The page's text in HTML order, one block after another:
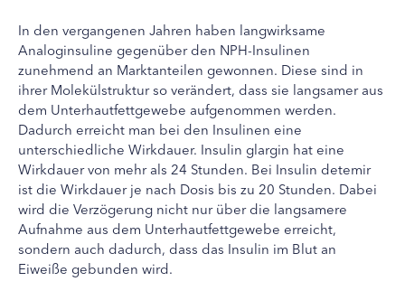
In den vergangenen Jahren haben langwirksame
Analoginsuline gegenüber den NPH-Insulinen
zunehmend an Marktanteilen gewonnen. Diese sind in
ihrer Molekülstruktur so verändert, dass sie langsamer aus
dem Unterhautfettgewebe aufgenommen werden.
Dadurch erreicht man bei den Insulinen eine
unterschiedliche Wirkdauer. Insulin glargin hat eine
Wirkdauer von mehr als 24 Stunden. Bei Insulin detemir
ist die Wirkdauer je nach Dosis bis zu 20 Stunden. Dabei
wird die Verzögerung nicht nur über die langsamere
Aufnahme aus dem Unterhautfettgewebe erreicht,
sondern auch dadurch, dass das Insulin im Blut an
Eiweiße gebunden wird.